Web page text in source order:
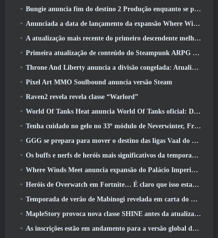
Bungie anuncia fim do destino 2 Produção enquanto se preparam para trabalhar em novos projetos
Anunciada a data de lançamento da expansão Where Winds Meet “Imperial Palace”
A atualização mais recente do primeiro descendente melhora o ciclo agrícola e atualiza o modo Onslaught
Primeira atualização de conteúdo do Steampunk ARPG Crystalfall para abordar “principais preocupações dos jogadores”
Throne And Liberty anuncia a divisão congelada: Atualização Nix
Pixel Art MMO Soulbound anuncia versão Steam
Raven2 revela revela classe “Warlord”
World Of Tanks Heat anuncia World Of Tanks oficial: Data de lançamento do HEAT
Tenha cuidado no gelo no 33º módulo de Neverwinter, Frio cortante
GGG se prepara para mover o destino das ligas Vaal do Path Of Exile 2 antes do lançamento do Return Of The Ancients
Os buffs e nerfs de heróis mais significativos da temporada 8
Where Winds Meet anuncia expansão do Palácio Imperial e compartilha um roteiro de conteúdo “massivo”
Heróis de Overwatch em Fortnite… É claro que isso estava prestes a acontecer
Temporada de verão de Mabinogi revelada em carta do produtor
MapleStory provoca nova classe SHINE antes da atualização de junho
As inscrições estão em andamento para a versão global do ‘Teste de Prólogo’ Limit Zero Breakers da NCSoft